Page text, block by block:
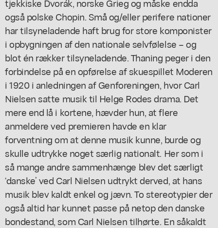
også polske Chopin. Små og/eller perifere nationer
har tilsyneladende haft brug for store komponister
i opbygningen af den nationale selvfølelse – og
blot én rækker tilsyneladende. Thaning peger i den
forbindelse på en opførelse af skuespillet Moderen
i 1920 i anledningen af Genforeningen, hvor Carl
Nielsen satte musik til Helge Rodes drama. Det
mere end lå i kortene, hævder hun, at flere
anmeldere ved premieren havde en klar
forventning om at denne musik kunne, burde og
skulle udtrykke noget særlig nationalt. Her som i
så mange andre sammenhænge blev det særligt
‘danske’ ved Carl Nielsen udtrykt derved, at hans
musik blev kaldt enkel og jævn. To stereotypier der
også altid har kunnet passe på netop den danske
bondestand, som Carl Nielsen tilhørte. En såkaldt